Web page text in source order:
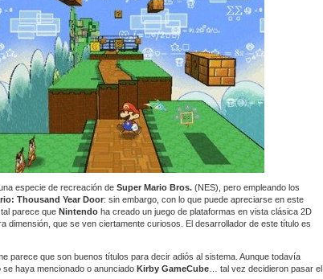
especie de recreación de Super Mario Bros. (NES), pero empleando los
Thousand Year Door: sin embargo, con lo que puede apreciarse en este
parece que Nintendo ha creado un juego de plataformas en vista clásica 2D
dimensión, que se ven ciertamente curiosos. El desarrollador de este título es
parece que son buenos títulos para decir adiós al sistema. Aunque todavía
haya mencionado o anunciado Kirby GameCube … tal vez decidieron pasar el